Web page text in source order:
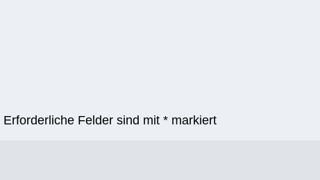
Erforderliche Felder sind mit* markiert